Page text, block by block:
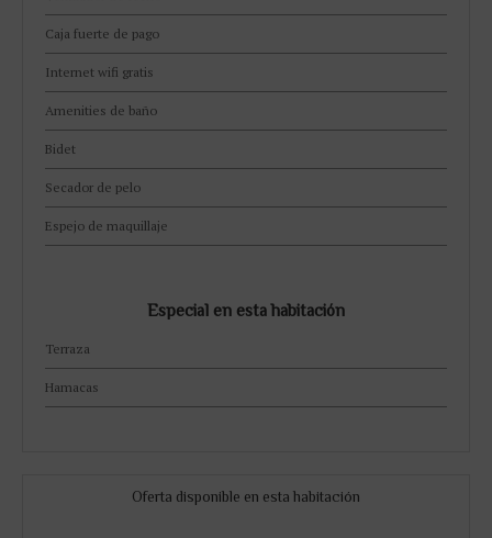
Caja fuerte de pago
Internet wifi gratis
Amenities de baño
Bidet
Secador de pelo
Espejo de maquillaje
Especial en esta habitación
Terraza
Hamacas
Oferta disponible en esta habitación